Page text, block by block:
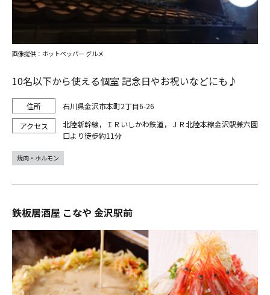
10名以下から使える個室 記念日やお祝いなどにも♪
石川県金沢市本町2丁目6-26
北陸新幹線，ＩＲいしかわ鉄道，ＪＲ北陸本線金沢駅兼六園
口より徒歩約11分
画像提供：ホットペッパー グルメ
焼肉・ホルモン
鉄板居酒屋 こなや 金沢駅前